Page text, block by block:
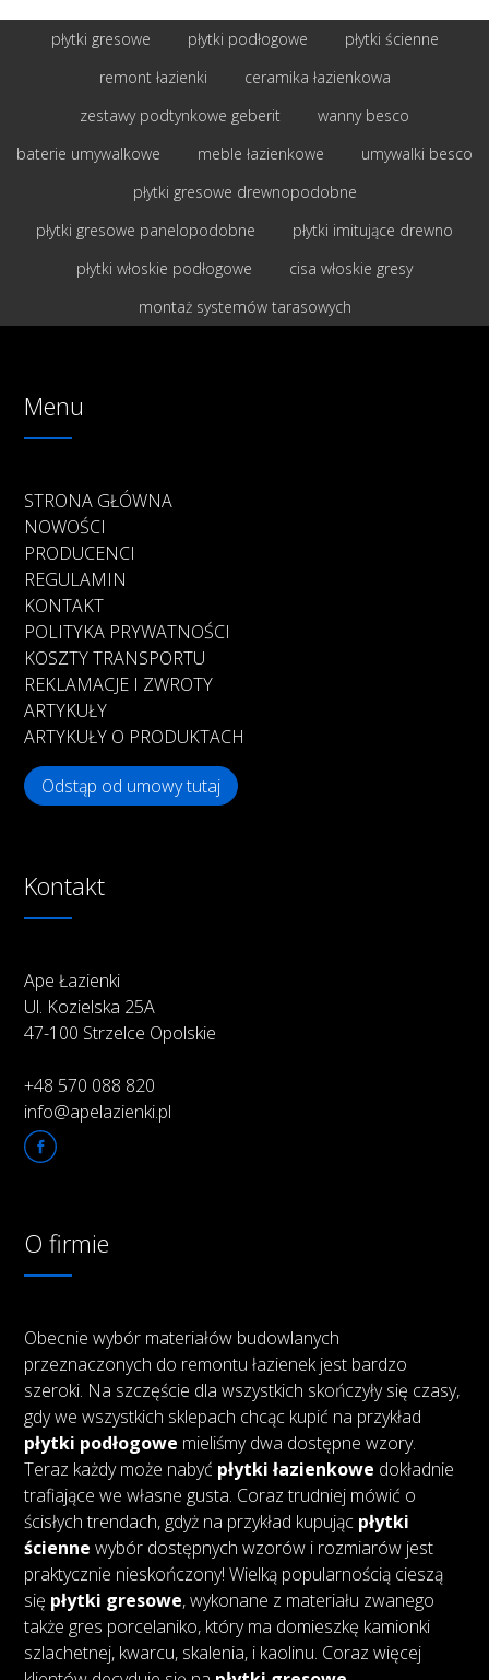
płytki gresowe płytki podłogowe
płytki ścienne
remont łazienki
ceramika łazienkowa
zestawy podtynkowe geberit
wanny besco
baterie umywalkowe
meble łazienkowe
umywalki besco
płytki gresowe drewnopodobne
płytki gresowe panelopodobne
płytki imitujące drewno
płytki włoskie podłogowe
cisa włoskie gresy
montaż systemów tarasowych
Menu
STRONA GŁÓWNA
NOWOŚCI
PRODUCENCI
REGULAMIN
KONTAKT
POLITYKA PRYWATNOŚCI
KOSZTY TRANSPORTU
REKLAMACJE I ZWROTY
ARTYKUŁY
ARTYKUŁY O PRODUKTACH
Odstąp od umowy tutaj
Kontakt
Ape Łazienki
Ul. Kozielska 25A
47-100 Strzelce Opolskie
+48 570 088 820
info@apelazienki.pl
O firmie
Obecnie wybór materiałów budowlanych
przeznaczonych do remontu łazienek jest bardzo
szeroki. Na szczęście dla wszystkich skończyły się czasy,
gdy we wszystkich sklepach chcąc kupić na przykład
płytki podłogowe mieliśmy dwa dostępne wzory.
Teraz każdy może nabyć płytki łazienkowe dokładnie
trafiające we własne gusta. Coraz trudniej mówić o
ścisłych trendach, gdyż na przykład kupując płytki
ścienne wybór dostępnych wzorów i rozmiarów jest
praktycznie nieskończony! Wielką popularnością cieszą
się płytki gresowe, wykonane z materiału zwanego
także gres porcelaniko, który ma domieszkę kamionki
szlachetnej, kwarcu, skalenia, i kaolinu. Coraz więcej